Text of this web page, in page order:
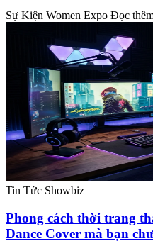
Sự Kiện Women Expo Đọc
Tin Tức Showbiz
Phong cách thời trang
Dance Cover mà bạn